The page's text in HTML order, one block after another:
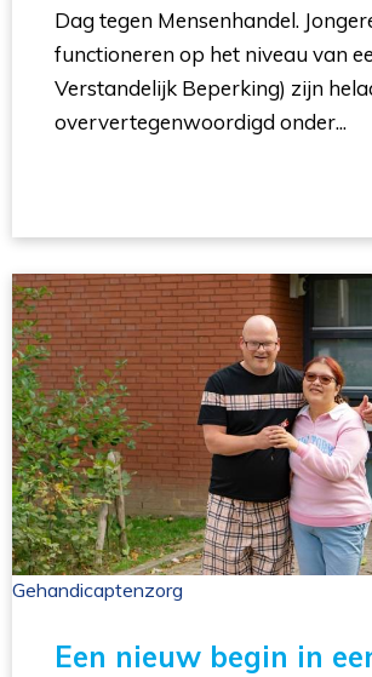
Dag tegen Mensenhandel.
functioneren op het niveau van
Verstandelijk Beperking) zijn
oververtegenwoordigd onder...
Gehandicaptenzorg
Een nieuw begin in